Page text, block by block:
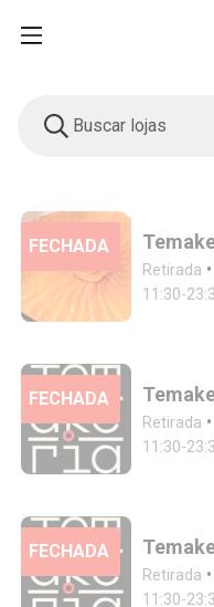
Buscar lojas
FECHADA
Retirada •
11:30-
FECHADA
Retirada •
11:30-
FECHADA
Retirada •
11:30-